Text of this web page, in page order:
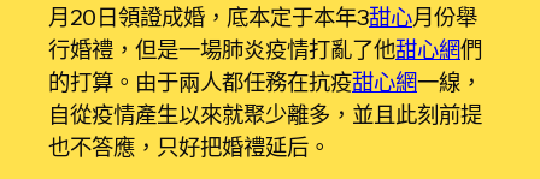
月20日領證成婚，底本定于本年3甜心月份舉
行婚禮，但是一場肺炎疫情打亂了他甜心網們
的打算。由于兩人都任務在抗疫甜心網一線，
自從疫情產生以來就聚少離多，並且此刻前提
也不答應，只好把婚禮延后。